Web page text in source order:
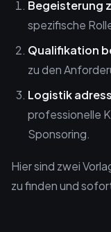
Begeisterung
spezifische
Qualifikation
zu den
Logistik
professionelle
Sponsoring.
Hier sind zwei
zu finden und